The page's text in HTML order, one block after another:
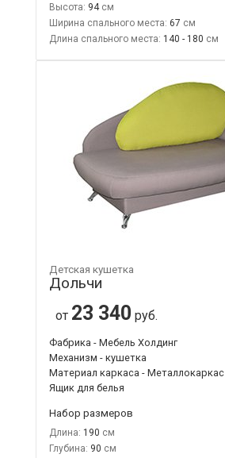
Высота: 94
Ширина спального места: 67
Длина спального места: 140 - 180
Детская кушетка
Дольчи
от 23 340 руб.
Фабрика - Мебель Холдинг
Механизм - кушетка
Материал каркаса - Металлокаркас
Ящик для белья
Набор размеров
Длина: 190
Глубина: 90